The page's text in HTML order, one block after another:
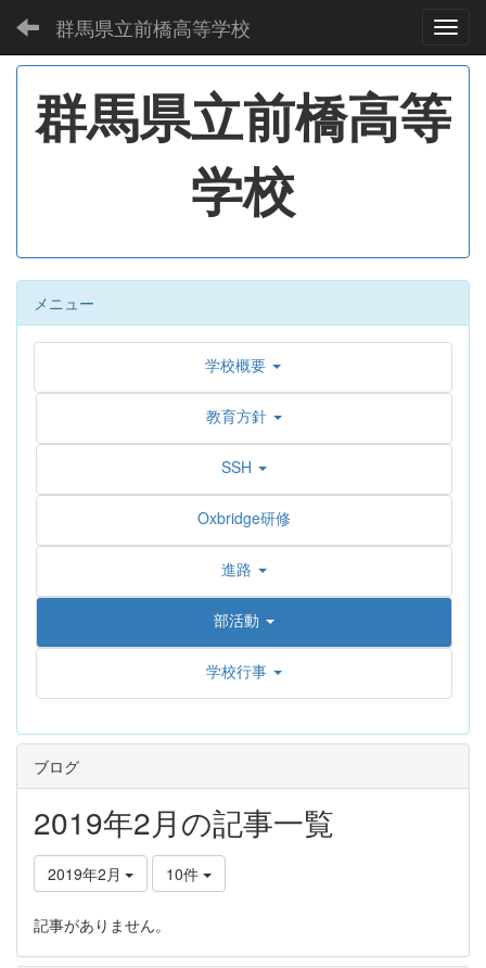
群馬県立前橋高等学校
群馬県立前橋高等
学校
メニュー
学校概要
教育方針
SSH
Oxbridge研修
進路
部活動
学校行事
ブログ
2019年2月の記事一覧
2019年2月 10件
記事がありません。